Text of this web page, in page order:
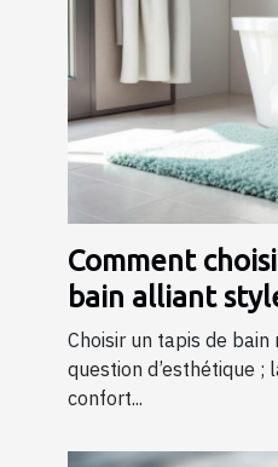
Comment
bain alliant
Choisir un tapis de
question d’esthétique ;
confort...